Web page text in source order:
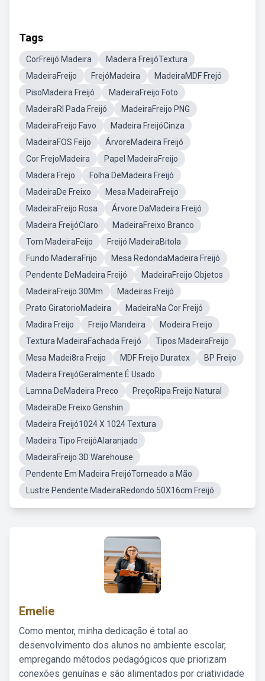
Tags
CorFreijó Madeira
Madeira FreijóTextura
MadeiraFreijo
FrejóMadeira
MadeiraMDF Frejó
PisoMadeira Freijó
MadeiraFreijo Foto
MadeiraRI Pada Freijó
MadeiraFreijo PNG
MadeiraFreijo Favo
Madeira FreijóCinza
MadeiraFOS Feijo
ÁrvoreMadeira Freijó
Cor FrejoMadeira
Papel MadeiraFreijo
Madera Frejo
Folha DeMadeira Freijó
MadeiraDe Freixo
Mesa MadeiraFreijo
MadeiraFreijo Rosa
Árvore DaMadeira Freijó
Madeira FreijóClaro
MadeiraFreixo Branco
Tom MadeiraFeijo
Freijó MadeiraBitola
Fundo MadeiraFrijo
Mesa RedondaMadeira Freijó
Pendente DeMadeira Freijó
MadeiraFreijo Objetos
MadeiraFreijo 30Mm
Madeiras Freijó
Prato GiratorioMadeira
MadeiraNa Cor Freijó
Madira Freijo
Freijo Mandeira
Modeira Freijo
Textura MadeiraFachada Freijó
Tipos MadeiraFreijo
Mesa Madei8ra Freijo
MDF Freijo Duratex
BP Freijo
Madeira FreijóGeralmente É Usado
Lamna DeMadeira Preco
PreçoRipa Freijo Natural
MadeiraDe Freixo Genshin
Madeira Freijó1024 X 1024 Textura
Madeira Tipo FreijóAlaranjado
MadeiraFreijo 3D Warehouse
Pendente Em Madeira FreijóTorneado a Mão
Lustre Pendente MadeiraRedondo 50X16cm Freijó
Emelie
Como mentor, minha dedicação é total ao
desenvolvimento dos alunos no ambiente escolar,
empregando métodos pedagógicos que priorizam
conexões genuínas e são alimentados por criatividade